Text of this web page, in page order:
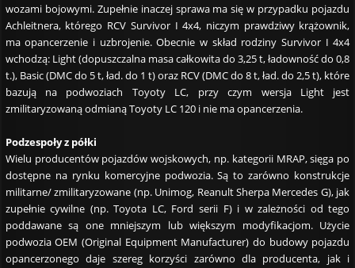
wozami bojowymi. Zupełnie inaczej sprawa ma się w przypadku pojazdu
Achleitnera, którego RCV Survivor I 4x4, niczym prawdziwy krążownik,
ma opancerzenie i uzbrojenie. Obecnie w skład rodziny Survivor I 4x4
wchodzą: Light (dopuszczalna masa całkowita do 3,25 t, ładowność do 0,8
t.), Basic (DMC do 5 t, ład. do 1 t) oraz RCV (DMC do 8 t, ład. do 2,5 t), które
bazują na podwoziach Toyoty LC, przy czym wersja Light jest
zmilitaryzowaną odmianą Toyoty LC 120 i nie ma opancerzenia.
Podzespoły z półki
Wielu producentów pojazdów wojskowych, np. kategorii MRAP, sięga po
dostępne na rynku komercyjne podwozia. Są to zarówno konstrukcje
militarne/ zmilitaryzowane (np. Unimog, Reanult Sherpa Mercedes G), jak
zupełnie cywilne (np. Toyota LC, Ford serii F) i w zależności od tego
poddawane są one mniejszym lub większym modyfikacjom. Użycie
podwozia OEM (Original Equipment Manufacturer) do budowy pojazdu
opancerzonego daje szereg korzyści zarówno dla producenta, jak i